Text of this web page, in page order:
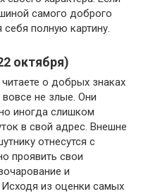
самого доброго
себя полную картину.
октября)
о добрых знаках
не злые. Они
иногда слишком
в свой адрес. Внешне
отнесутся с
проявить свои
и
из оценки самых